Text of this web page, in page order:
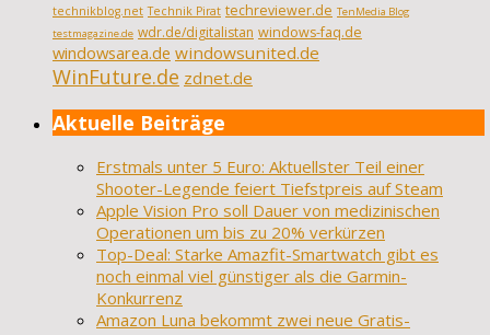
technikblog.net Technik Pirat techreviewer.de TenMedia Blog
testmagazine.de wdr.de/digitalistan windows-faq.de
windowsarea.de windowsunited.de
WinFuture.de zdnet.de
Aktuelle Beiträge
Erstmals unter 5 Euro: Aktuellster Teil einer
Shooter-Legende feiert Tiefstpreis auf Steam
Apple Vision Pro soll Dauer von medizinischen
Operationen um bis zu 20% verkürzen
Top-Deal: Starke Amazfit-Smartwatch gibt es
noch einmal viel günstiger als die Garmin-
Konkurrenz
Amazon Luna bekommt zwei neue Gratis-